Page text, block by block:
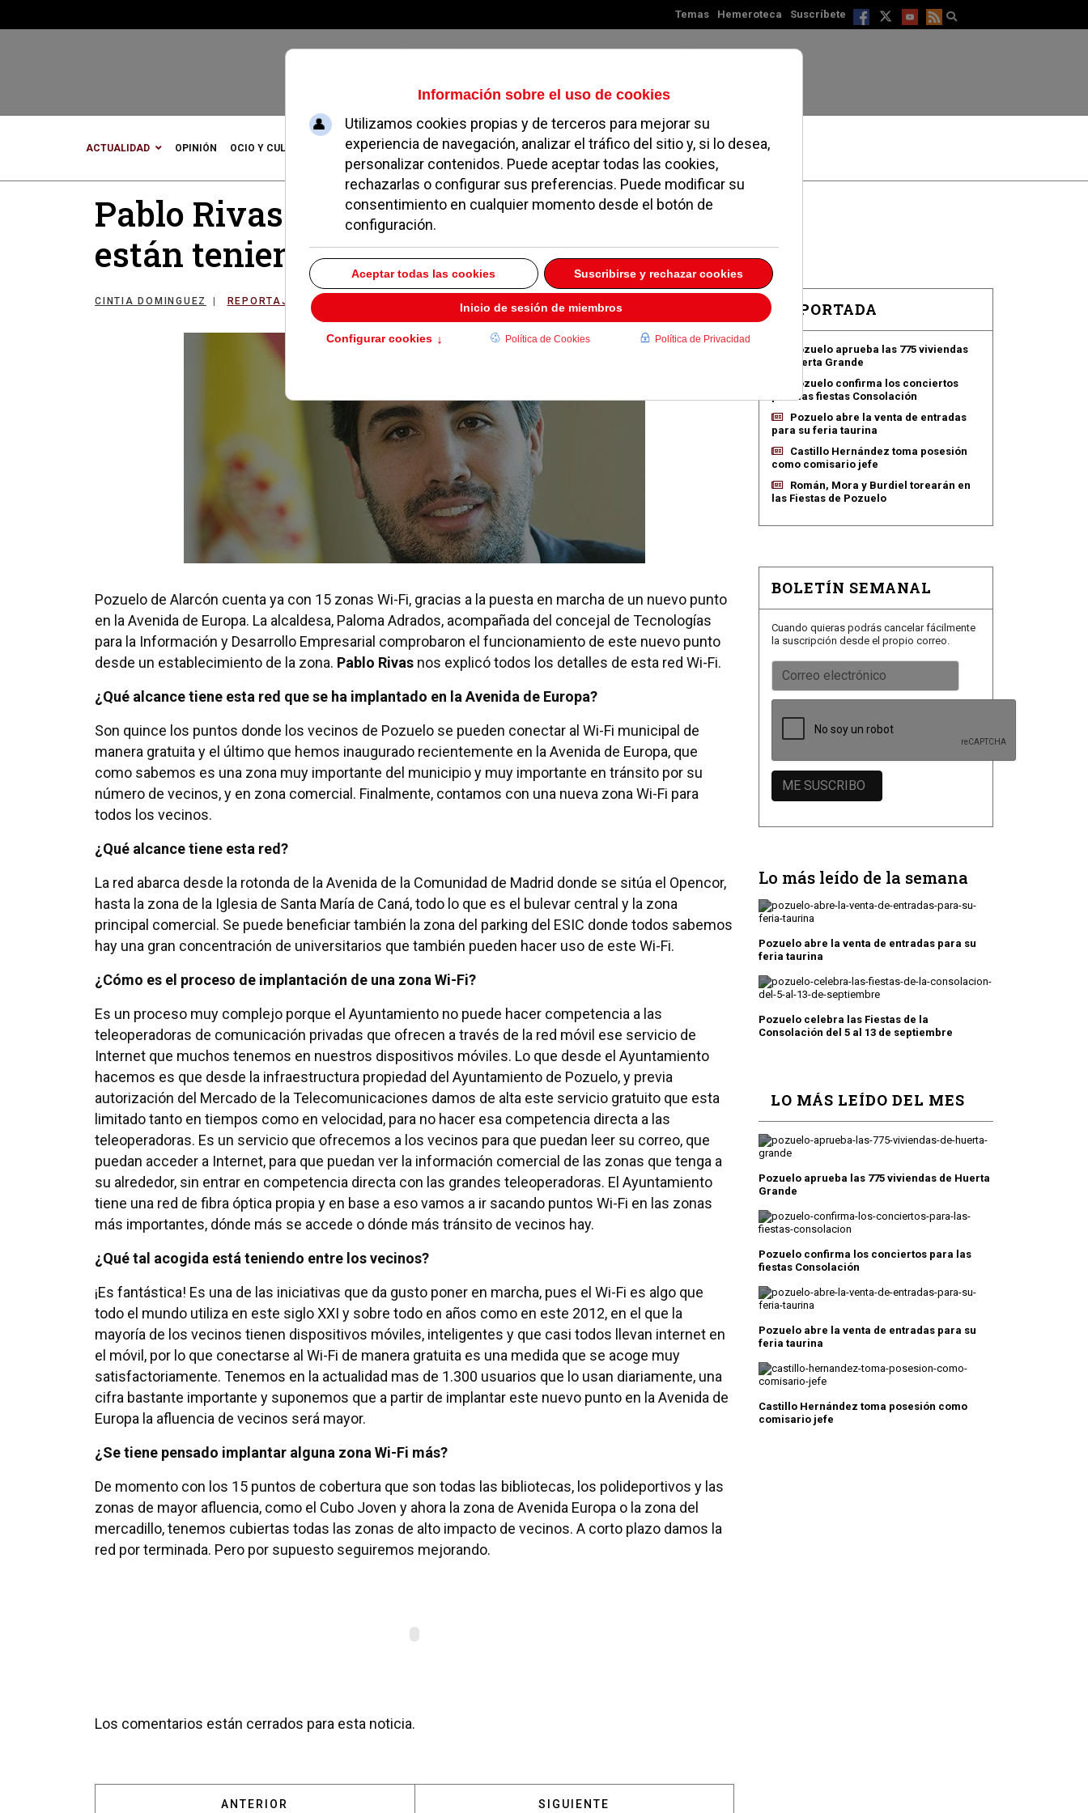
Temas Hemeroteca Suscríbete
Viernes, 07 de agosto de 2026
ACTUALIDAD OPINIÓN OCIO Y CULTURA DEPORTES MADRID NOROESTE SOCIEDAD MAGAZINE SERVICIOS
Pablo Rivas: "Las nuevas zonas Wi-Fi
están teniendo una acogida fantástica"
CINTIA DOMINGUEZ REPORTAJES POZUELO 30 OCTUBRE 2012
Pozuelo de Alarcón cuenta ya con 15 zonas Wi-Fi, gracias a la puesta en marcha de un nuevo punto
en la Avenida de Europa. La alcaldesa, Paloma Adrados, acompañada del concejal de Tecnologías
para la Información y Desarrollo Empresarial comprobaron el funcionamiento de este nuevo punto
desde un establecimiento de la zona. Pablo Rivas nos explicó todos los detalles de esta red Wi-Fi.
¿Qué alcance tiene esta red que se ha implantado en la Avenida de Europa?
Son quince los puntos donde los vecinos de Pozuelo se pueden conectar al Wi-Fi municipal de
manera gratuita y el último que hemos inaugurado recientemente en la Avenida de Europa, que
como sabemos es una zona muy importante del municipio y muy importante en tránsito por su
número de vecinos, y en zona comercial. Finalmente, contamos con una nueva zona Wi-Fi para
todos los vecinos.
¿Qué alcance tiene esta red?
La red abarca desde la rotonda de la Avenida de la Comunidad de Madrid donde se sitúa el Opencor,
hasta la zona de la Iglesia de Santa María de Caná, todo lo que es el bulevar central y la zona
principal comercial. Se puede beneficiar también la zona del parking del ESIC donde todos sabemos
hay una gran concentración de universitarios que también pueden hacer uso de este Wi-Fi.
¿Cómo es el proceso de implantación de una zona Wi-Fi?
Es un proceso muy complejo porque el Ayuntamiento no puede hacer competencia a las
teleoperadoras de comunicación privadas que ofrecen a través de la red móvil ese servicio de
Internet que muchos tenemos en nuestros dispositivos móviles. Lo que desde el Ayuntamiento
hacemos es que desde la infraestructura propiedad del Ayuntamiento de Pozuelo, y previa
autorización del Mercado de la Telecomunicaciones damos de alta este servicio gratuito que esta
limitado tanto en tiempos como en velocidad, para no hacer esa competencia directa a las
teleoperadoras. Es un servicio que ofrecemos a los vecinos para que puedan leer su correo, que
puedan acceder a Internet, para que puedan ver la información comercial de las zonas que tenga a
su alrededor, sin entrar en competencia directa con las grandes teleoperadoras. El Ayuntamiento
tiene una red de fibra óptica propia y en base a eso vamos a ir sacando puntos Wi-Fi en las zonas
más importantes, dónde más se accede o dónde más tránsito de vecinos hay.
¿Qué tal acogida está teniendo entre los vecinos?
¡Es fantástica! Es una de las iniciativas que da gusto poner en marcha, pues el Wi-Fi es algo que
todo el mundo utiliza en este siglo XXI y sobre todo en años como en este 2012, en el que la
mayoría de los vecinos tienen dispositivos móviles, inteligentes y que casi todos llevan internet en
el móvil, por lo que conectarse al Wi-Fi de manera gratuita es una medida que se acoge muy
satisfactoriamente. Tenemos en la actualidad mas de 1.300 usuarios que lo usan diariamente, una
cifra bastante importante y suponemos que a partir de implantar este nuevo punto en la Avenida de
Europa la afluencia de vecinos será mayor.
¿Se tiene pensado implantar alguna zona Wi-Fi más?
De momento con los 15 puntos de cobertura que son todas las bibliotecas, los polideportivos y las
zonas de mayor afluencia, como el Cubo Joven y ahora la zona de Avenida Europa o la zona del
mercadillo, tenemos cubiertas todas las zonas de alto impacto de vecinos. A corto plazo damos la
red por terminada. Pero por supuesto seguiremos mejorando.
Los comentarios están cerrados para esta noticia.
ARTÍCULO ANTERIOR: PEPE VIYUELA: “EN EL TIEMPO QUE ME QUEDA DE PROFESIÓN SEGUIRÉ HACIENDO COMEDIA”
ANTERIOR ARTÍCULO SIGUIENTE: ISABEL GONZÁLEZ: “PRETENDEMOS QUE LA GENTE JOVEN
SIGUIENTE
EN PORTADA
Pozuelo aprueba las 775 viviendas
de Huerta Grande
Pozuelo confirma los conciertos
para las fiestas Consolación
Pozuelo abre la venta de entradas
para su feria taurina
Castillo Hernández toma posesión
como comisario jefe
Román, Mora y Burdiel torearán en
las Fiestas de Pozuelo
BOLETÍN SEMANAL
Cuando quieras podrás cancelar fácilmente
la suscripción desde el propio correo.
Lo más leído de la semana
Pozuelo abre la venta de entradas para su
feria taurina
Pozuelo celebra las Fiestas de la
Consolación del 5 al 13 de septiembre
LO MÁS LEÍDO DEL MES
Pozuelo aprueba las 775 viviendas de Huerta
Grande
Pozuelo confirma los conciertos para las
fiestas Consolación
Pozuelo abre la venta de entradas para su
feria taurina
Castillo Hernández toma posesión como
comisario jefe